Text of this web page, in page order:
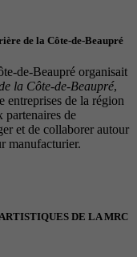
de la Côte-de-Beaupré
de-Beaupré organisait
la Côte-de-Beaupré,
entreprises de la région
partenaires de
et de collaborer autour
manufacturier.
DE LA MRC